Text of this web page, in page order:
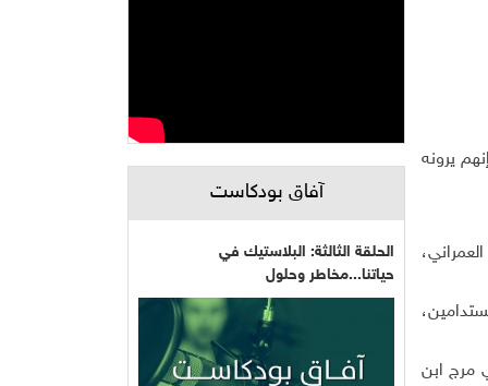
يرونه
مرج ابن
آفاق بودكاست
الحلقة الثالثة: البلاستيك في
حياتنا...مخاطر وحلول